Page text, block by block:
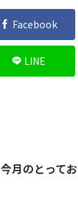
Facebook
LINE
今月のとって